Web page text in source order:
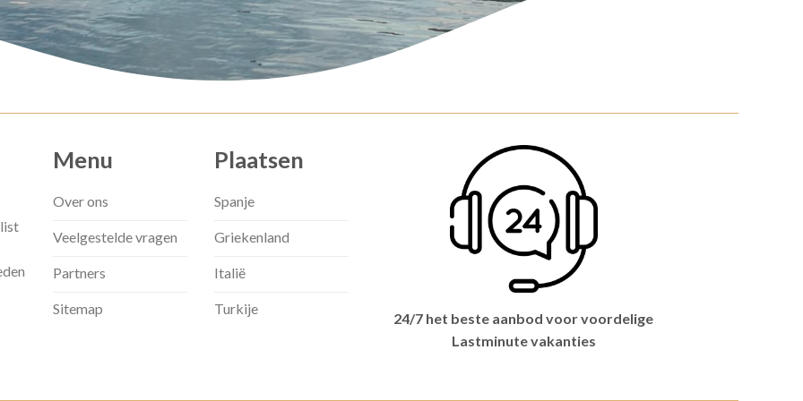
Menu
Over ons
Veelgestelde vragen
Partners
Sitemap
Plaatsen
Spanje
Griekenland
Italië
Turkije
24/7 het beste aanbod voor voordelige
Lastminute vakanties